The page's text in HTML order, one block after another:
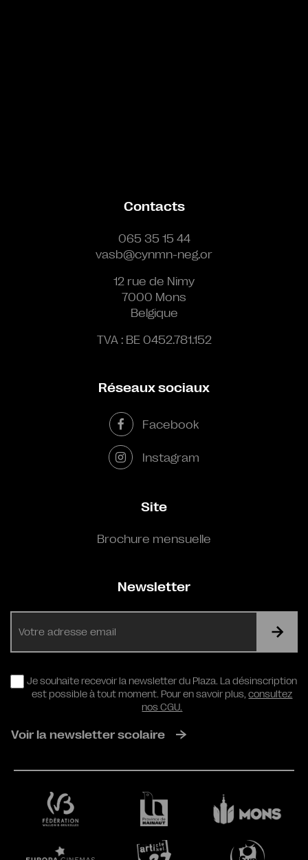
Contacts
065 35 15 44
vasb@cynmn-neg.or
12 rue de Nimy
7000 Mons
Belgique
TVA : BE 0452.781.152
Réseaux sociaux
Facebook
Instagram
Site
Brochure mensuelle
Newsletter
RGPD
Je souhaite recevoir la newsletter du Plaza. La désinscription
est possible à tout moment. Pour en savoir plus,consultez
nos CGU.
Voir la newsletter scolaire